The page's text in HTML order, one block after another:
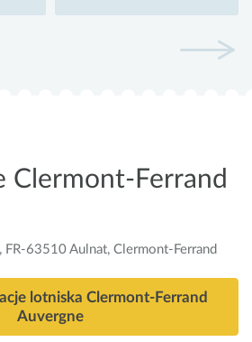
Clermont-Ferrand
FR-63510 Aulnat, Clermont-Ferrand
lotniska Clermont-Ferrand
Auvergne